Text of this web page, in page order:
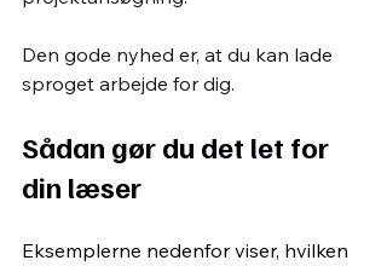
Den gode nyhed er, at du kan lade
sproget arbejde for dig.
Sådan gør du det let for
din læser
Eksemplerne nedenfor viser, hvilken